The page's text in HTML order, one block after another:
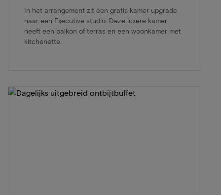
In het arrangement zit een gratis kamer upgrade
naar een Executive studio. Deze luxere kamer
heeft een balkon of terras en een woonkamer met
kitchenette.